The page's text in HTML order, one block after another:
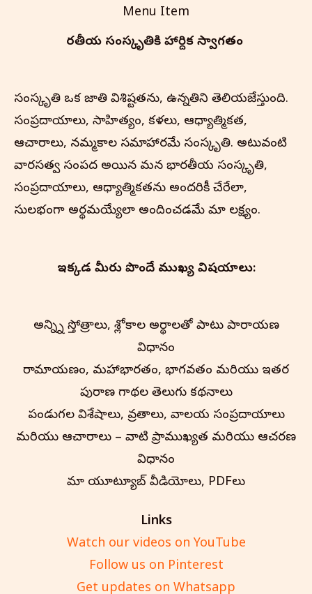
Menu Item
భారతీయ సంస్కృతి‌కి హార్దిక స్వాగతం
సంస్కృతి ఒక జాతి విశిష్టతను, ఉన్నతిని తెలియజేస్తుంది.
సంప్రదాయాలు, సాహిత్యం, కళలు, ఆధ్యాత్మికత,
ఆచారాలు, నమ్మకాల సమాహారమే సంస్కృతి. అటువంటి
వారసత్వ సంపద అయిన మన భారతీయ సంస్కృతి,
సంప్రదాయాలు, ఆధ్యాత్మికతను అందరికీ చేరేలా,
సులభంగా అర్థమయ్యేలా అందించడమే మా లక్ష్యం.
ఇక్కడ మీరు పొందే ముఖ్య విషయాలు:
అన్న్ని స్తోత్రాలు, శ్లోకాల అర్థాలతో పాటు పారాయణ
విధానం
రామాయణం, మహాభారతం, భాగవతం మరియు ఇతర
పురాణ గాథల తెలుగు కథనాలు
పండుగల విశేషాలు, వ్రతాలు, దేవాలయ సంప్రదాయాలు
మరియు ఆచారాలు – వాటి ప్రాముఖ్యత మరియు ఆచరణ
విధానం
మా యూట్యూబ్ వీడియోలు, PDFలు
Links
Watch our videos on YouTube
Follow us on Pinterest
Get updates on Whatsapp